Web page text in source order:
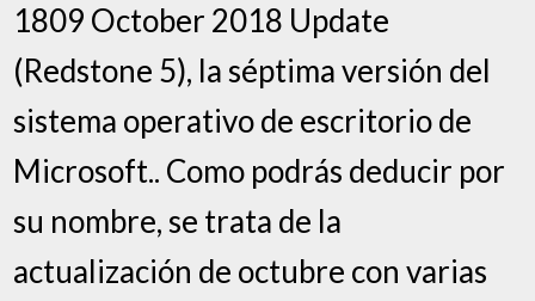
1809 October 2018 Update
(Redstone 5), la séptima versión del
sistema operativo de escritorio de
Microsoft.. Como podrás deducir por
su nombre, se trata de la
actualización de octubre con varias